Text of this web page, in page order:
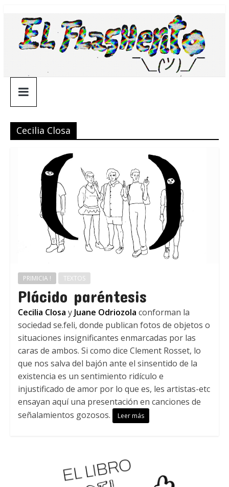
contenido
¯\_(ツ)_/
¯
Cecilia Closa
PRIMICIA ! TEXTOS
Plácido paréntesis
Cecilia Closa y Juane Odriozola conforman la
sociedad se.feli, donde publican fotos de objetos o
situaciones insignificantes enmarcadas por las
caras de ambos. Si como dice Clement Rosset, lo
que nos salva del bajón ante el sinsentido de la
existencia es un sentimiento ridículo e
injustificado de amor por lo que es, les artistas-etc
ensayan aquí una presentación en canciones de
señalamientos gozosos.
Leer más